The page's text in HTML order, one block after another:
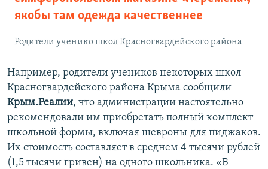
якобы там одежда качественнее
Родители ученико школ Красногвардейского района
Например, родители учеников некоторых школ
Красногвардейского района Крыма сообщили
Крым.Реалии, что администрации настоятельно
рекомендовали им приобретать полный комплект
школьной формы, включая шевроны для пиджаков.
Их стоимость составляет в среднем 4 тысячи рублей
(1,5 тысячи гривен) на одного школьника. «В